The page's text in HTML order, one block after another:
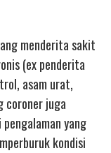
menderita sakit
(ex penderita
asam urat,
coroner juga
yang
kondisi